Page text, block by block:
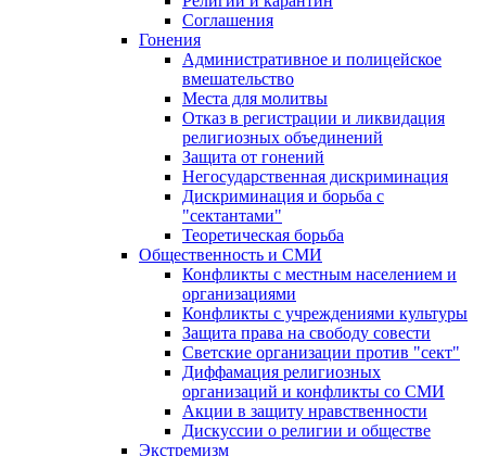
Соглашения
Гонения
Административное и полицейское
вмешательство
Места для молитвы
Отказ в регистрации и ликвидация
религиозных объединений
Защита от гонений
Негосударственная дискриминация
Дискриминация и борьба с
"сектантами"
Теоретическая борьба
Общественность и СМИ
Конфликты с местным населением и
организациями
Конфликты с учреждениями культуры
Защита права на свободу совести
Светские организации против "сект"
Диффамация религиозных
организаций и конфликты со СМИ
Акции в защиту нравственности
Дискуссии о религии и обществе
Экстремизм